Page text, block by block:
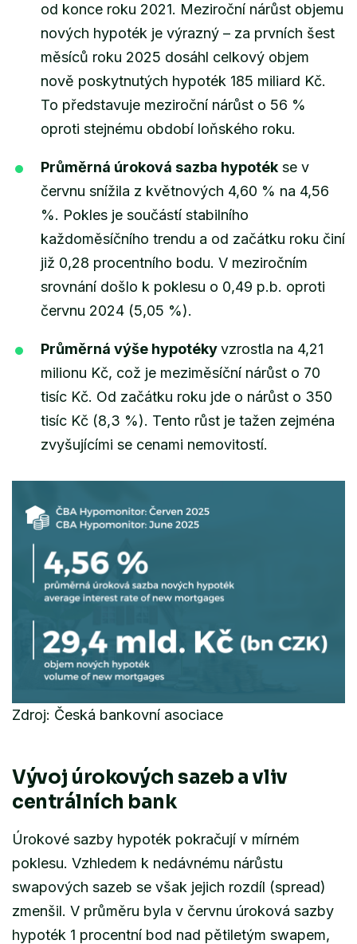
od konce roku 2021. Meziroční nárůst objemu
nových hypoték je výrazný – za prvních šest
měsíců roku 2025 dosáhl celkový objem
nově poskytnutých hypoték 185 miliard Kč.
To představuje meziroční nárůst o 56 %
oproti stejnému období loňského roku.
Průměrná úroková sazba hypoték se v
červnu snížila z květnových 4,60 % na 4,56
%. Pokles je součástí stabilního
každoměsíčního trendu a od začátku roku činí
již 0,28 procentního bodu. V meziročním
srovnání došlo k poklesu o 0,49 p.b. oproti
červnu 2024 (5,05 %).
Průměrná výše hypotékyvzrostla na 4,21
milionu Kč, což je meziměsíční nárůst o 70
tisíc Kč. Od začátku roku jde o nárůst o 350
tisíc Kč (8,3 %). Tento růst je tažen zejména
zvyšujícími se cenami nemovitostí.
Zdroj: Česká bankovní asociace
Vývoj úrokových sazeb a vliv
centrálních bank
Úrokové sazby hypoték pokračují v mírném
poklesu. Vzhledem k nedávnému nárůstu
swapových sazeb se však jejich rozdíl (spread)
zmenšil. V průměru byla v červnu úroková sazby
hypoték 1 procentní bod nad pětiletým swapem,